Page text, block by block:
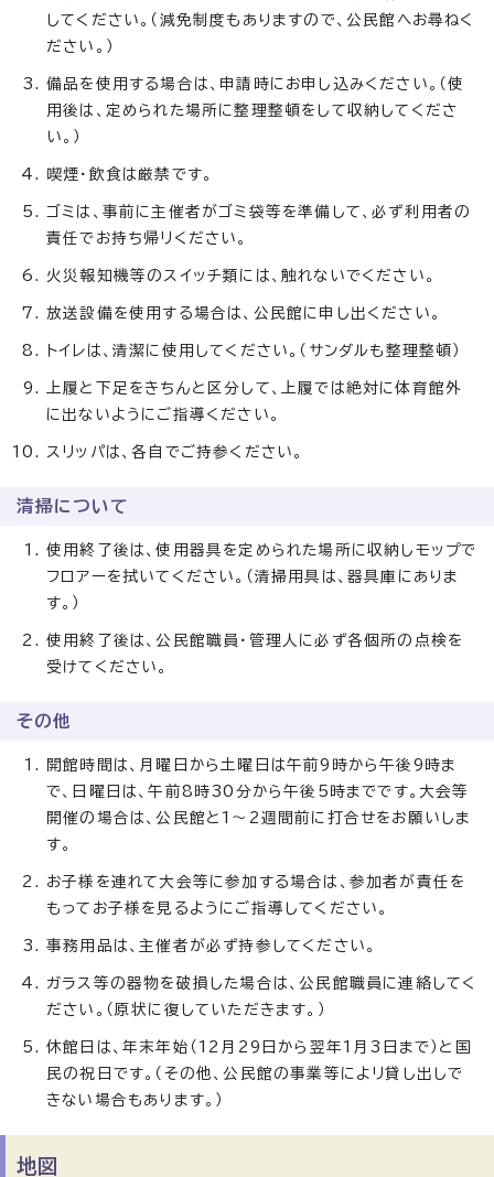
してください。（減免制度もありますので、公民館へお尋ねく
ださい。）
備品を使用する場合は、申請時にお申し込みください。（使
用後は、定められた場所に整理整頓をして収納してくださ
い。）
喫煙・飲食は厳禁です。
ゴミは、事前に主催者がゴミ袋等を準備して、必ず利用者の
責任でお持ち帰リください。
火災報知機等のスイッチ類には、触れないでください。
放送設備を使用する場合は、公民館に申し出ください。
トイレは、清潔に使用してください。（サンダルも整理整頓）
上履と下足をきちんと区分して、上履では絶対に体育館外
に出ないようにご指導ください。
スリッパは、各自でご持参ください。
清掃について
使用終了後は、使用器具を定められた場所に収納しモップで
フロアーを拭いてください。（清掃用具は、器具庫にありま
す。）
使用終了後は、公民館職員・管理人に必ず各個所の点検を
受けてください。
その他
開館時間は、月曜日から土曜日は午前9時から午後9時ま
で、日曜日は、午前8時30分から午後5時までです。大会等
開催の場合は、公民館と1～2週間前に打合せをお願いしま
す。
お子様を連れて大会等に参加する場合は、参加者が責任を
もってお子様を見るようにご指導してください。
事務用品は、主催者が必ず持参してください。
ガラス等の器物を破損した場合は、公民館職員に連絡してく
ださい。（原状に復していただきます。）
休館日は、年末年始（12月29日から翌年1月3日まで）と国
民の祝日です。（その他、公民館の事業等によリ貸し出しで
きない場合もあります。）
地図